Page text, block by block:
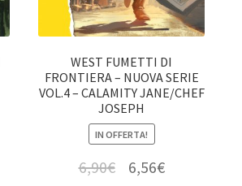
WEST FUMETTI DI
FRONTIERA – NUOVA SERIE
VOL.4 – CALAMITY JANE/CHEF
JOSEPH
IN OFFERTA!
6,90€ 6,56€